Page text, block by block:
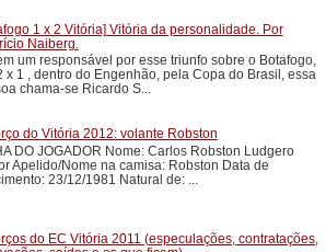
1 x 2 Vitória] Vitória da personalidade. Por
Naiberg.
um responsável por esse triunfo sobre o Botafogo,
x 1 , dentro do Engenhão, pela Copa do Brasil, essa
chama-se Ricardo S...
do Vitória 2012: volante Robston
DO JOGADOR Nome: Carlos Robston Ludgero
Apelido/Nome na camisa: Robston Data de
23/12/1981 Natural de: ...
do EC Vitória 2011 (especulações, contratações,